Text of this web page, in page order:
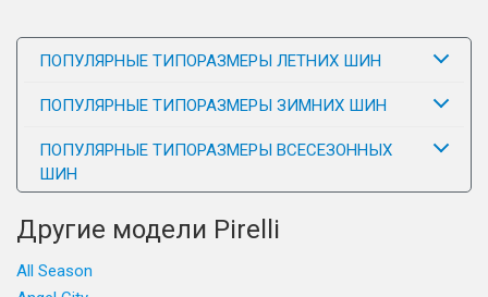
ПОПУЛЯРНЫЕ ТИПОРАЗМЕРЫ ЛЕТНИХ ШИН
ПОПУЛЯРНЫЕ ТИПОРАЗМЕРЫ ЗИМНИХ ШИН
ПОПУЛЯРНЫЕ ТИПОРАЗМЕРЫ ВСЕСЕЗОННЫХ
ШИН
Другие модели Pirelli
All Season